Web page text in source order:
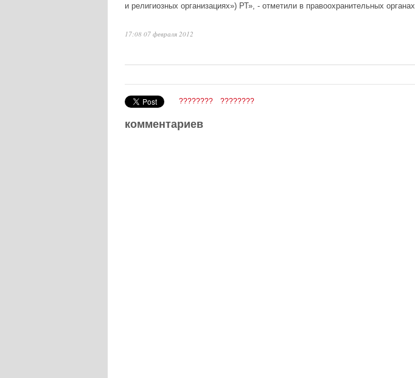
и религиозных организациях») РТ», - отметили в правоохранительных органах.
17:08 07 февраля 2012
???????? ????????
комментариев